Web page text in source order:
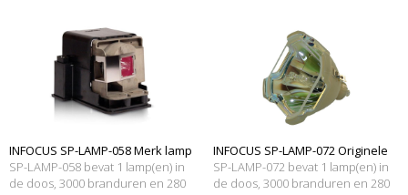
INFOCUS SP-LAMP-058 Merk lamp
met behuizing
SP-LAMP-058 bevat 1 lamp(en) in
de doos, 3000 branduren en 280
INFOCUS SP-LAMP-072 Originele
losse lamp
SP-LAMP-072 bevat 1 lamp(en) in
de doos, 3000 branduren en 280